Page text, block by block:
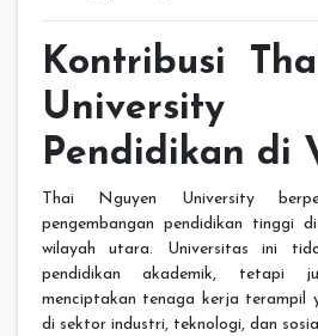
Kontribusi
University
Pendidikan di
Thai Nguyen University
pengembangan pendidikan tinggi
wilayah utara. Universitas ini
pendidikan akademik, tetapi
menciptakan tenaga kerja terampil
di sektor industri, teknologi, dan